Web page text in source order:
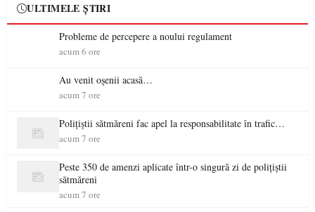
ULTIMELE ȘTIRI
Probleme de percepere a noului regulament
acum 6 ore
Au venit oșenii acasă…
acum 7 ore
Polițiștii sătmăreni fac apel la responsabilitate în trafic…
acum 7 ore
Peste 350 de amenzi aplicate într-o singură zi de polițiștii
sătmăreni
acum 7 ore